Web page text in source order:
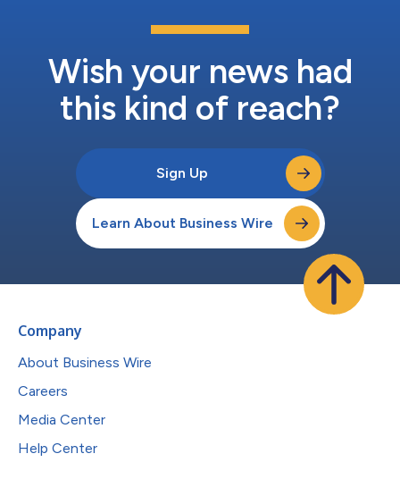
Wish your news had
this kind of reach?
Sign Up
Learn About Business Wire
Company
About Business Wire
Careers
Media Center
Help Center